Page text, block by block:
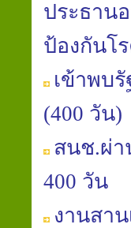
ประธาน
ป้องกันโ
เข้าพบ
(400 วัน)
สนช.ผ่า
400 วัน
งานสา